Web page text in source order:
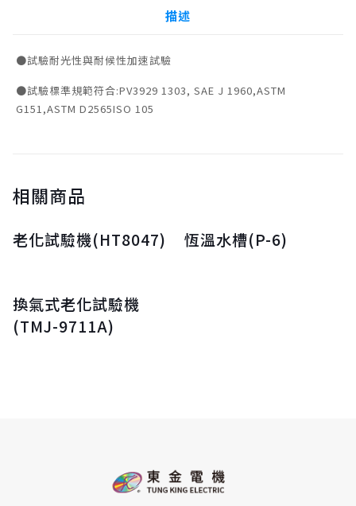
描述
●試驗耐光性與耐候性加速試驗
●試驗標準規範符合:PV3929 1303, SAE J 1960,ASTM
G151,ASTM D2565ISO 105
相關商品
老化試驗機(HT8047) 恆溫水槽(P-6)
換氣式老化試驗機
(TMJ-9711A)